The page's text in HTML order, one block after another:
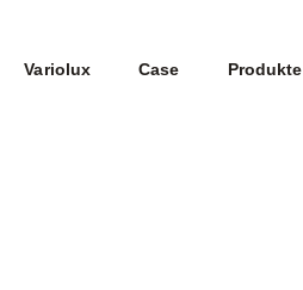
Variolux Case Produkte